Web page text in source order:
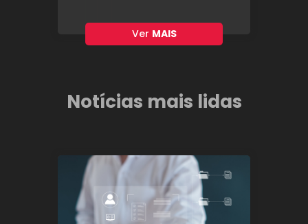
Ver MAIS
Notícias mais lidas